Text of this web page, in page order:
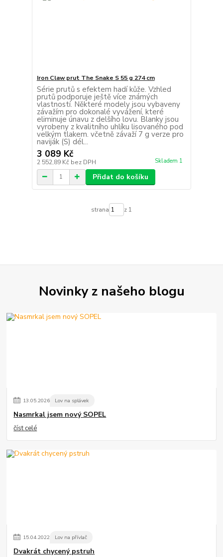
Iron Claw prut The Snake S 55 g 274 cm
Série prutů s efektem hadí kůže. Vzhled
prutů podporuje ještě více známých
vlastností. Některé modely jsou vybaveny
závažím pro dokonalé vyvážení, které
eliminuje únavu z delšího lovu. Blanky jsou
vyrobeny z kvalitního uhlíku lisovaného pod
velkým tlakem. včetně závaží 7 g verze pro
naviják (S) dél...
3 089 Kč
2 552,89 Kč bez DPH Skladem 1
Přidat do košíku
strana z 1
Novinky z našeho blogu
13.05.2026 Lov na splávek
Nasmrkal jsem nový SOPEL
číst celé
15.04.2022 Lov na přívlač
Dvakrát chycený pstruh